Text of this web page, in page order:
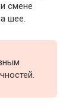
смене
шее.